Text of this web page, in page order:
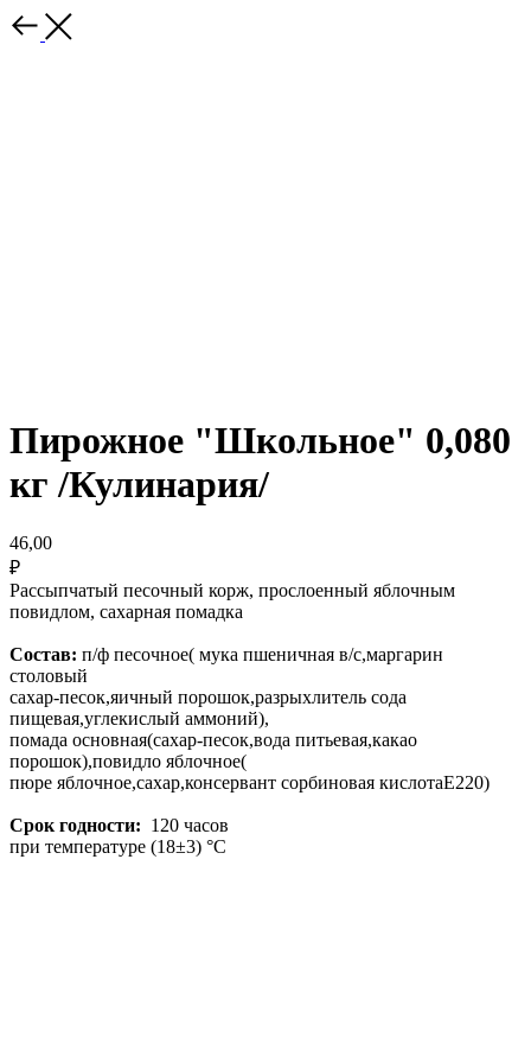
Пирожное "Школьное" 0,080
кг /Кулинария/
46,00
₽
Рассыпчатый песочный корж, прослоенный яблочным
повидлом, сахарная помадка
Состав: п/ф песочное( мука пшеничная в/с,маргарин
столовый
сахар-песок,яичный порошок,разрыхлитель сода
пищевая,углекислый аммоний),
помада основная(сахар-песок,вода питьевая,какао
порошок),повидло яблочное(
пюре яблочное,сахар,консервант сорбиновая кислотаЕ220)
Срок годности: 120 часов
при температуре (18±3) °C